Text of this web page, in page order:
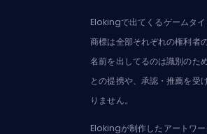
Elokingで出てくるゲームタ
商標は全部それぞれの権利者
名前を出してるのは識別のた
との提携や、承認・推薦を受
りません。
Elokingが制作したアートワ